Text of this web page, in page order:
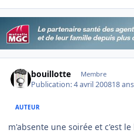
bouillotte Membre
Publication:4 avril 200818 ans
AUTEUR
m'absente une soirée et c'est